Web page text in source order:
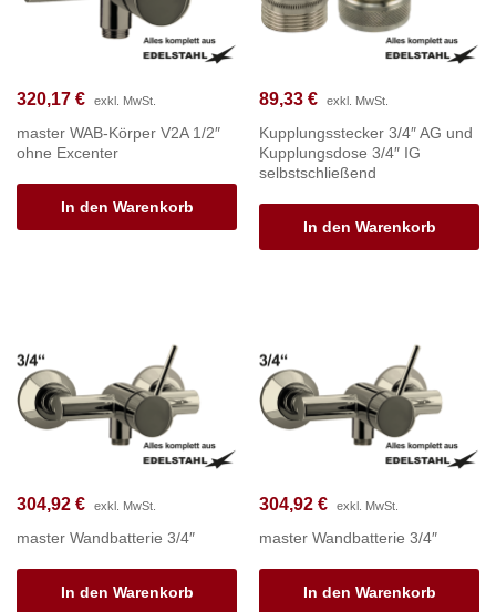
320,17 € exkl. MwSt.
master WAB-Körper V2A 1/2″
ohne Excenter
In den Warenkorb
89,33 € exkl. MwSt.
Kupplungsstecker 3/4″ AG und
Kupplungsdose 3/4″ IG
selbstschließend
In den Warenkorb
304,92 € exkl. MwSt.
master Wandbatterie 3/4″
In den Warenkorb
304,92 € exkl. MwSt.
master Wandbatterie 3/4″
In den Warenkorb